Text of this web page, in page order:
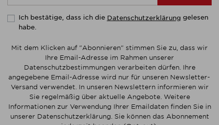
Ich bestätige, dass ich die Datenschutzerklärung gelesen
habe.
Mit dem Klicken auf "Abonnieren" stimmen Sie zu, dass wir
Ihre Email-Adresse im Rahmen unserer
Datenschutzbestimmungen verarbeiten dürfen. Ihre
angegebene Email-Adresse wird nur für unseren Newsletter-
Versand verwendet. In unseren Newslettern informieren wir
Sie regelmäßig über aktuelle Angebote. Weitere
Informationen zur Verwendung Ihrer Emaildaten finden Sie in
unserer Datenschutzerklärung. Sie können das Abonnement